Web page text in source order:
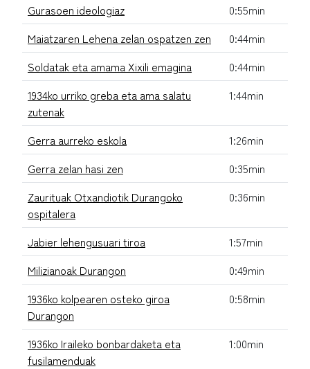
Gurasoen ideologiaz
0:55min
Maiatzaren Lehena zelan ospatzen zen
0:44min
Soldatak eta amama Xixili emagina
0:44min
1934ko urriko greba eta ama salatu
zutenak
1:44min
Gerra aurreko eskola
1:26min
Gerra zelan hasi zen
0:35min
Zaurituak Otxandiotik Durangoko
ospitalera
0:36min
Jabier lehengusuari tiroa
1:57min
Milizianoak Durangon
0:49min
1936ko kolpearen osteko giroa
Durangon
0:58min
1936ko Iraileko bonbardaketa eta
fusilamenduak
1:00min